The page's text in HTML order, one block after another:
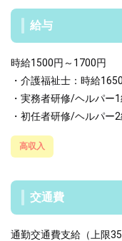
給与
時給1500円～1700円
・介護福祉士：時給
・実務者研修/ヘルパー
・初任者研修/ヘルパー
高収入
交通費
通勤交通費支給（上限